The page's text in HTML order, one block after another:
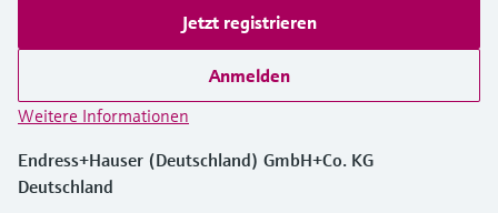
Jetzt registrieren
Anmelden
Weitere Informationen
Endress+Hauser (Deutschland) GmbH+Co. KG
Deutschland